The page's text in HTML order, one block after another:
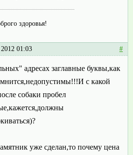
здоровья!
01:03 #
адресах заглавные буквы,как
с какой
собаки пробел
уже сделан,то почему цена